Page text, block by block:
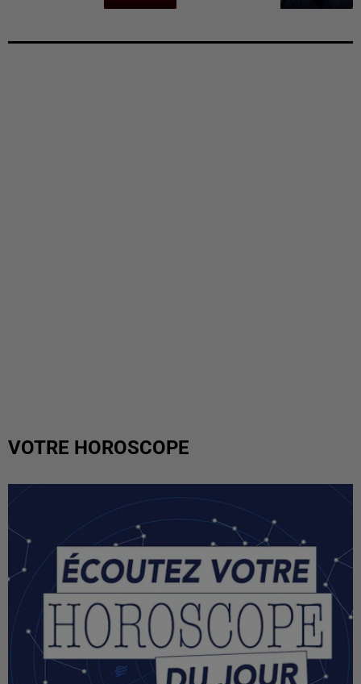
VOTRE HOROSCOPE